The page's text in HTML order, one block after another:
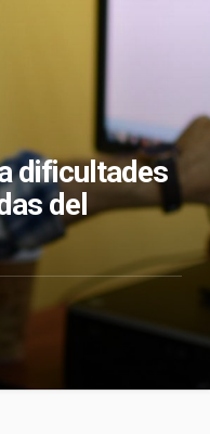
dificultades
del